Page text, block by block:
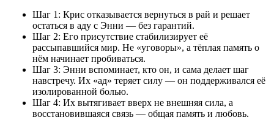
Шаг 1: Крис отказывается вернуться в рай и решает
остаться в аду с Энни — без гарантий.
Шаг 2: Его присутствие стабилизирует её
рассыпавшийся мир. Не «уговоры», а тёплая память о
нём начинает пробиваться.
Шаг 3: Энни вспоминает, кто он, и сама делает шаг
навстречу. Их «ад» теряет силу — он поддерживался её
изолированной болью.
Шаг 4: Их вытягивает вверх не внешняя сила, а
восстановившаяся связь — общая память и любовь.